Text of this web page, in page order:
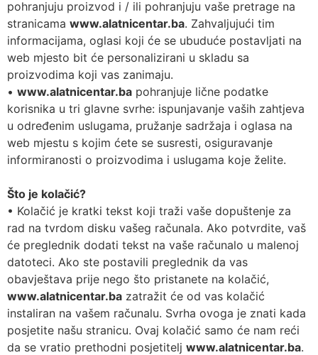
pohranjuju proizvod i / ili pohranjuju vaše pretrage na
stranicama www.alatnicentar.ba. Zahvaljujući tim
informacijama, oglasi koji će se ubuduće postavljati na
web mjesto bit će personalizirani u skladu sa
proizvodima koji vas zanimaju.
• www.alatnicentar.ba pohranjuje lične podatke
korisnika u tri glavne svrhe: ispunjavanje vaših zahtjeva
u određenim uslugama, pružanje sadržaja i oglasa na
web mjestu s kojim ćete se susresti, osiguravanje
informiranosti o proizvodima i uslugama koje želite.
Što je kolačić?
• Kolačić je kratki tekst koji traži vaše dopuštenje za
rad na tvrdom disku vašeg računala. Ako potvrdite, vaš
će preglednik dodati tekst na vaše računalo u malenoj
datoteci. Ako ste postavili preglednik da vas
obavještava prije nego što pristanete na kolačić,
www.alatnicentar.ba zatražit će od vas kolačić
instaliran na vašem računalu. Svrha ovoga je znati kada
posjetite našu stranicu. Ovaj kolačić samo će nam reći
da se vratio prethodni posjetitelj www.alatnicentar.ba.